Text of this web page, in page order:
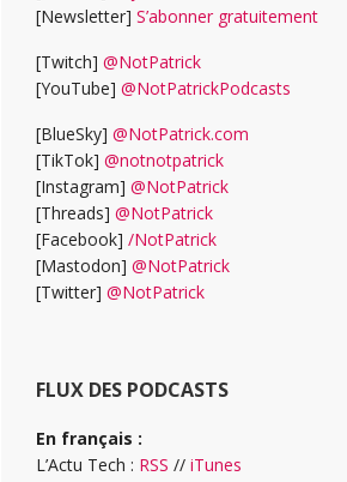
[Newsletter] S’abonner gratuitement
[Twitch] @NotPatrick
[YouTube] @NotPatrickPodcasts
[BlueSky] @NotPatrick.com
[TikTok] @notnotpatrick
[Instagram] @NotPatrick
[Threads] @NotPatrick
[Facebook] /NotPatrick
[Mastodon] @NotPatrick
[Twitter] @NotPatrick
FLUX DES PODCASTS
En français :
L’Actu Tech : RSS // iTunes